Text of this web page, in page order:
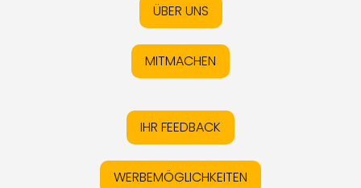
ÜBER UNS
MITMACHEN
IHR FEEDBACK
WERBEMÖGLICHKEITEN